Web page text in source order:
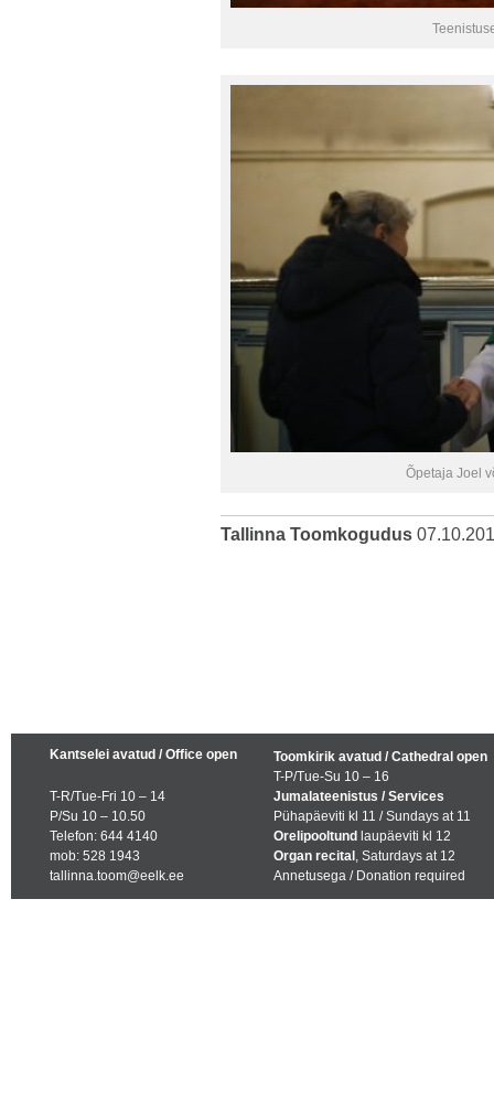
Õpetaja Joel
Tallinna Toomkogudus
Kantselei avatud / Office open
T-R/Tue-Fri 10 – 14
P/Su 10 – 10.50
Telefon: 644 4140
mob: 528 1943
tallinna.toom@eelk.ee
Toomkirik avatud / Cathedral open
T-P/Tue-Su 10 – 16
Jumalateenistus / Services
Pühapäeviti kl 11 / Sundays at 11
Orelipooltund laupäeviti kl 12
Organ recital , Saturdays at 12
Annetusega / Donation required